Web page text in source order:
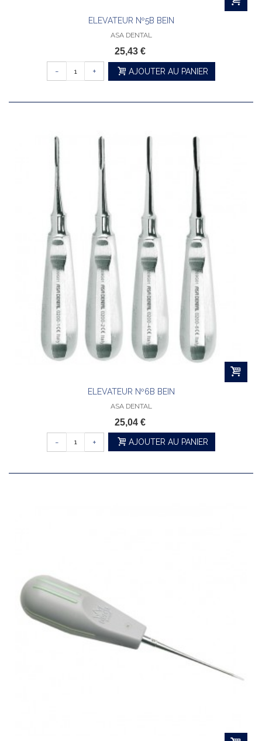
ELEVATEUR Nº5B BEIN
ASA DENTAL
25,43 €
- + AJOUTER AU PANIER
ELEVATEUR Nº6B BEIN
ASA DENTAL
25,04 €
- + AJOUTER AU PANIER